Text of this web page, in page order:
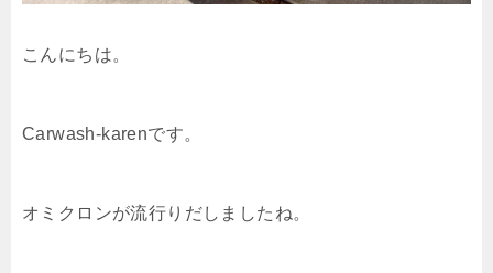
こんにちは。
Carwash-karenです。
オミクロンが流行りだしましたね。